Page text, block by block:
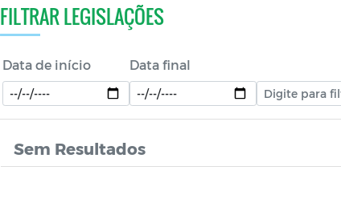
FILTRAR LEGISLAÇÕES
Data de início Data final
Sem Resultados